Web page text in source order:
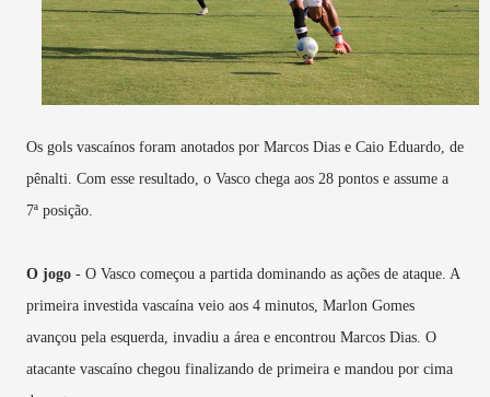
Os gols vascaínos foram anotados por Marcos Dias e Caio Eduardo, de
pênalti. Com esse resultado, o Vasco chega aos 28 pontos e assume a
7ª posição.
O jogo - O Vasco começou a partida dominando as ações de ataque. A
primeira investida vascaína veio aos 4 minutos, Marlon Gomes
avançou pela esquerda, invadiu a área e encontrou Marcos Dias. O
atacante vascaíno chegou finalizando de primeira e mandou por cima